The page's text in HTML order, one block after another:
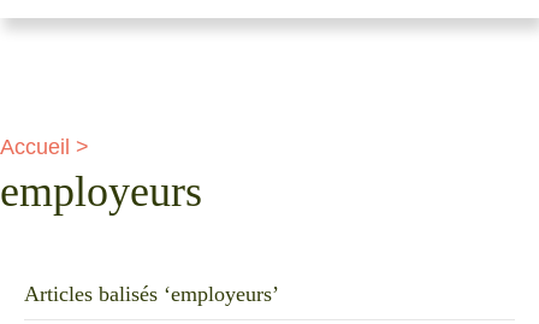
Accueil >
employeurs
Articles balisés ‘employeurs’